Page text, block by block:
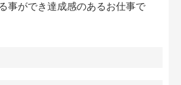
事ができ達成感のあるお仕事で